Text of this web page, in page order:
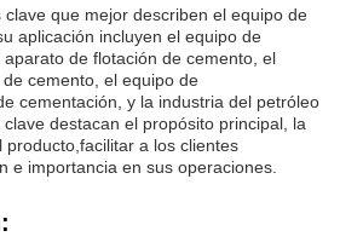
que mejor describen el equipo de
aplicación incluyen el equipo de
de flotación de cemento, el
cemento, el equipo de
cementación, y la industria del petróleo
destacan el propósito principal, la
a los clientes
e importancia en sus operaciones.